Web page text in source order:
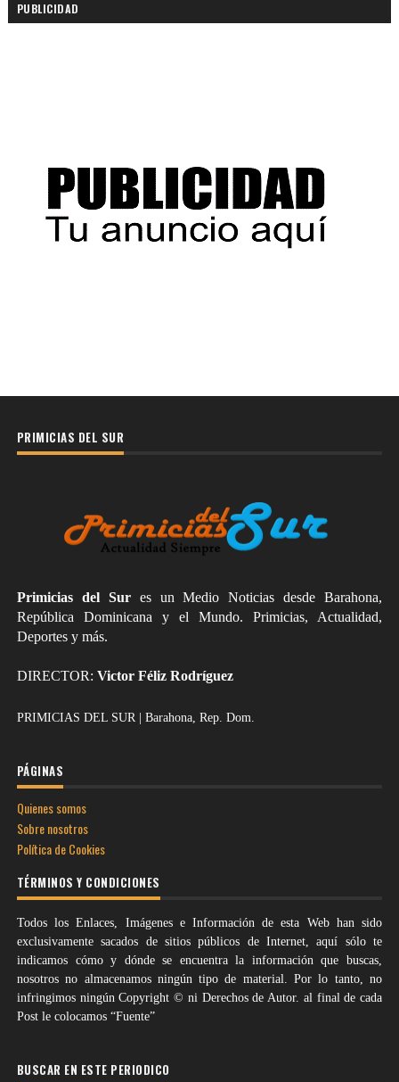
PUBLICIDAD
PRIMICIAS DEL SUR
Primicias del Sures un Medio Noticias desde Barahona,
República Dominicana y el Mundo. Primicias, Actualidad,
Deportes y más.
DIRECTOR: Victor Féliz Rodríguez
PRIMICIAS DEL SUR | Barahona, Rep. Dom.
PÁGINAS
Quienes somos
Sobre nosotros
Política de Cookies
TÉRMINOS Y CONDICIONES
Todos los Enlaces, Imágenes e Información de esta Web han sido
exclusivamente sacados de sitios públicos de Internet, aquí sólo te
indicamos cómo y dónde se encuentra la información que buscas,
nosotros no almacenamos ningún tipo de material. Por lo tanto, no
infringimos ningún Copyright © ni Derechos de Autor. al final de cada
Post le colocamos “Fuente”
BUSCAR EN ESTE PERIODICO